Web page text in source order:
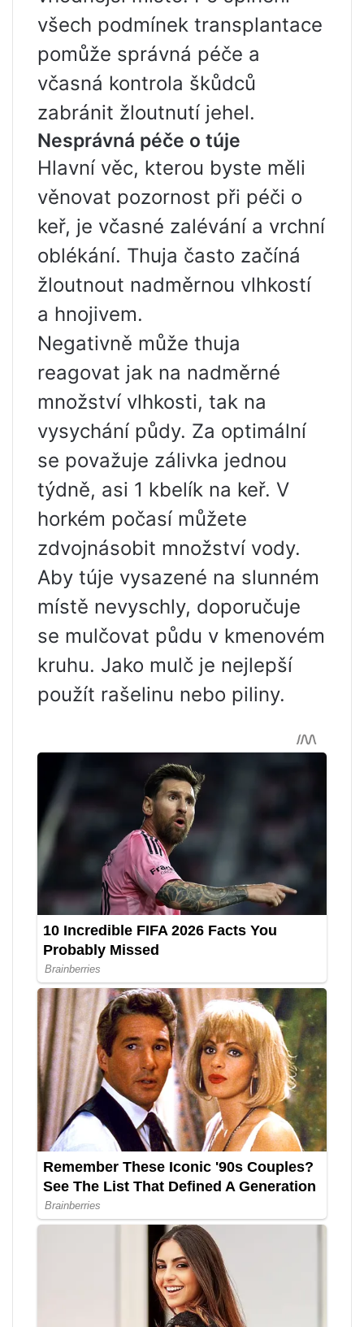
všech podmínek transplantace
pomůže správná péče a
včasná kontrola škůdců
zabránit žloutnutí jehel.
Nesprávná péče o túje
Hlavní věc, kterou byste měli
věnovat pozornost při péči o
keř, je včasné zalévání a vrchní
oblékání. Thuja často začíná
žloutnout nadměrnou vlhkostí
a hnojivem.
Negativně může thuja
reagovat jak na nadměrné
množství vlhkosti, tak na
vysychání půdy. Za optimální
se považuje zálivka jednou
týdně, asi 1 kbelík na keř. V
horkém počasí můžete
zdvojnásobit množství vody.
Aby túje vysazené na slunném
místě nevyschly, doporučuje
se mulčovat půdu v ​​kmenovém
kruhu. Jako mulč je nejlepší
použít rašelinu nebo piliny.